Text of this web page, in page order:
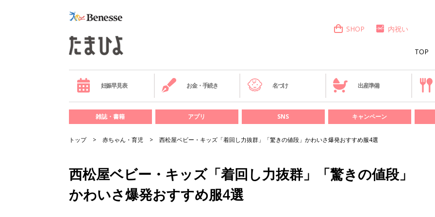
TOP
SHOP 内祝い
妊娠早見表 お金・手続き 名づけ 出産準備
雑誌・書籍 アプリ SNS キャンペーン
トップ 赤ちゃん・育児 西松屋ベビー・キッズ「着回し力抜群」「驚きの値段」かわいさ爆発おすすめ服4選
西松屋ベビー・キッズ「着回し力抜群」「驚きの値段」
かわいさ爆発おすすめ服4選